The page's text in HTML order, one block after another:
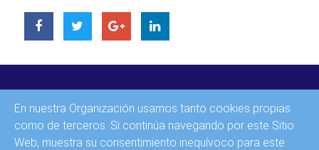
CONTACTO
En nuestra Organización usamos tanto cookies propias
como de terceros. Si continúa navegando por este Sitio
Web, muestra su consentimiento inequívoco para este